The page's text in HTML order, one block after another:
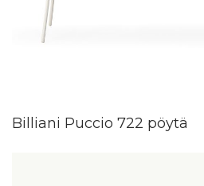
Billiani Puccio 722 pöytä